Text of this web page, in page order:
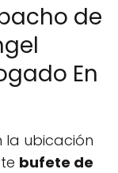
de
En
la ubicación
bufete de